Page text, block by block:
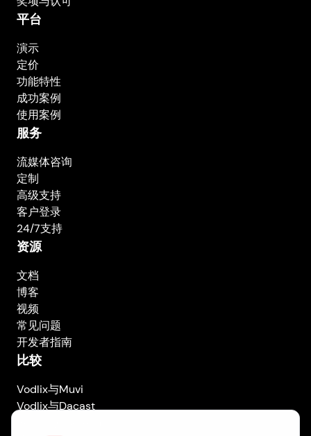
平台
演示
定价
功能特性
成功案例
使用案例
服务
流媒体咨询
定制
高级支持
客户登录
24/7支持
资源
文档
博客
视频
常见问题
开发者指南
比较
Vodlix与Muvi
Vodlix与Dacast